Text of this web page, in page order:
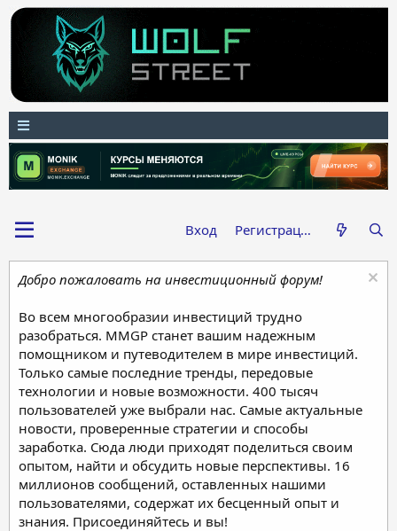
Вход Регистрация
Добро пожаловать на инвестиционный форум!
Во всем многообразии инвестиций трудно
разобраться. MMGP станет вашим надежным
помощником и путеводителем в мире инвестиций.
Только самые последние тренды, передовые
технологии и новые возможности. 400 тысяч
пользователей уже выбрали нас. Самые актуальные
новости, проверенные стратегии и способы
заработка. Сюда люди приходят поделиться своим
опытом, найти и обсудить новые перспективы. 16
миллионов сообщений, оставленных нашими
пользователями, содержат их бесценный опыт и
знания. Присоединяйтесь и вы!